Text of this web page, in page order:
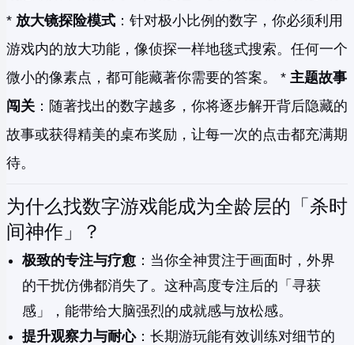
* 放大镜探险模式 ：针对极小比例的数字，你必须利用
游戏内的放大功能，像侦探一样地毯式搜索。任何一个
微小的像素点，都可能藏著你需要的答案。 * 主题故事
闯关 ：随著找出的数字越多，你将逐步解开背后隐藏的
故事或获得精美的桌布奖励，让每一次的点击都充满期
待。
为什么找数字游戏能成为全龄层的「杀时
间神作」？
极致的专注与疗愈 ：当你全神贯注于画面时，外界
的干扰仿佛都消失了。这种高度专注后的「寻获
感」，能带给大脑强烈的成就感与放松感。
提升观察力与耐心：长期游玩能有效训练对细节的